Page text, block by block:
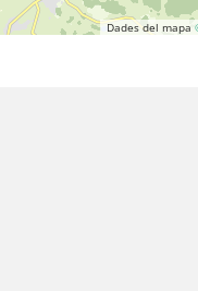
Dades del mapa